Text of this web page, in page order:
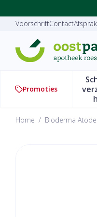
VoorschriftContact
Promoties
Home / Bioderma